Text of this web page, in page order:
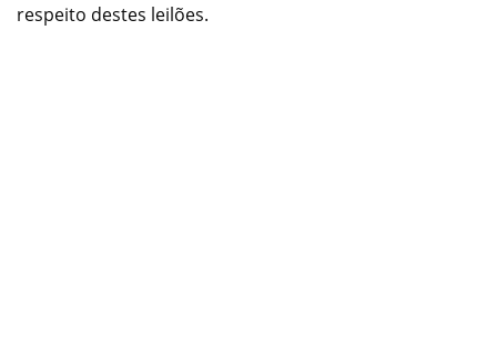
respeito destes leilões.